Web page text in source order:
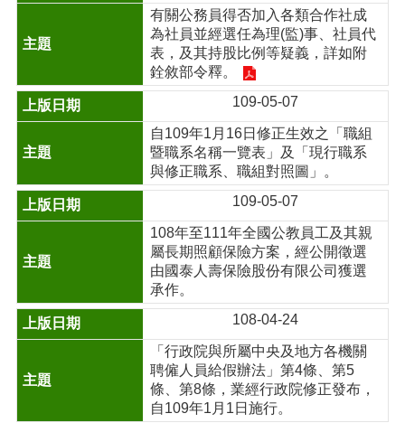
有關公務員得否加入各類合作社成
為社員並經選任為理(監)事、社員代
表，及其持股比例等疑義，詳如附
銓敘部令釋。
109-05-07
自109年1月16日修正生效之「職組
暨職系名稱一覽表」及「現行職系
與修正職系、職組對照圖」。
109-05-07
108年至111年全國公教員工及其親
屬長期照顧保險方案，經公開徵選
由國泰人壽保險股份有限公司獲選
承作。
108-04-24
「行政院與所屬中央及地方各機關
聘僱人員給假辦法」第4條、第5
條、第8條，業經行政院修正發布，
自109年1月1日施行。